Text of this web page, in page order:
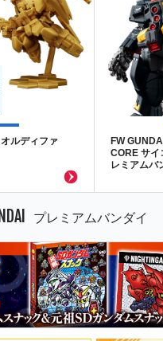
ルディファ
FW
CORE サイ
レミアムバ
プレミアムバンダイ